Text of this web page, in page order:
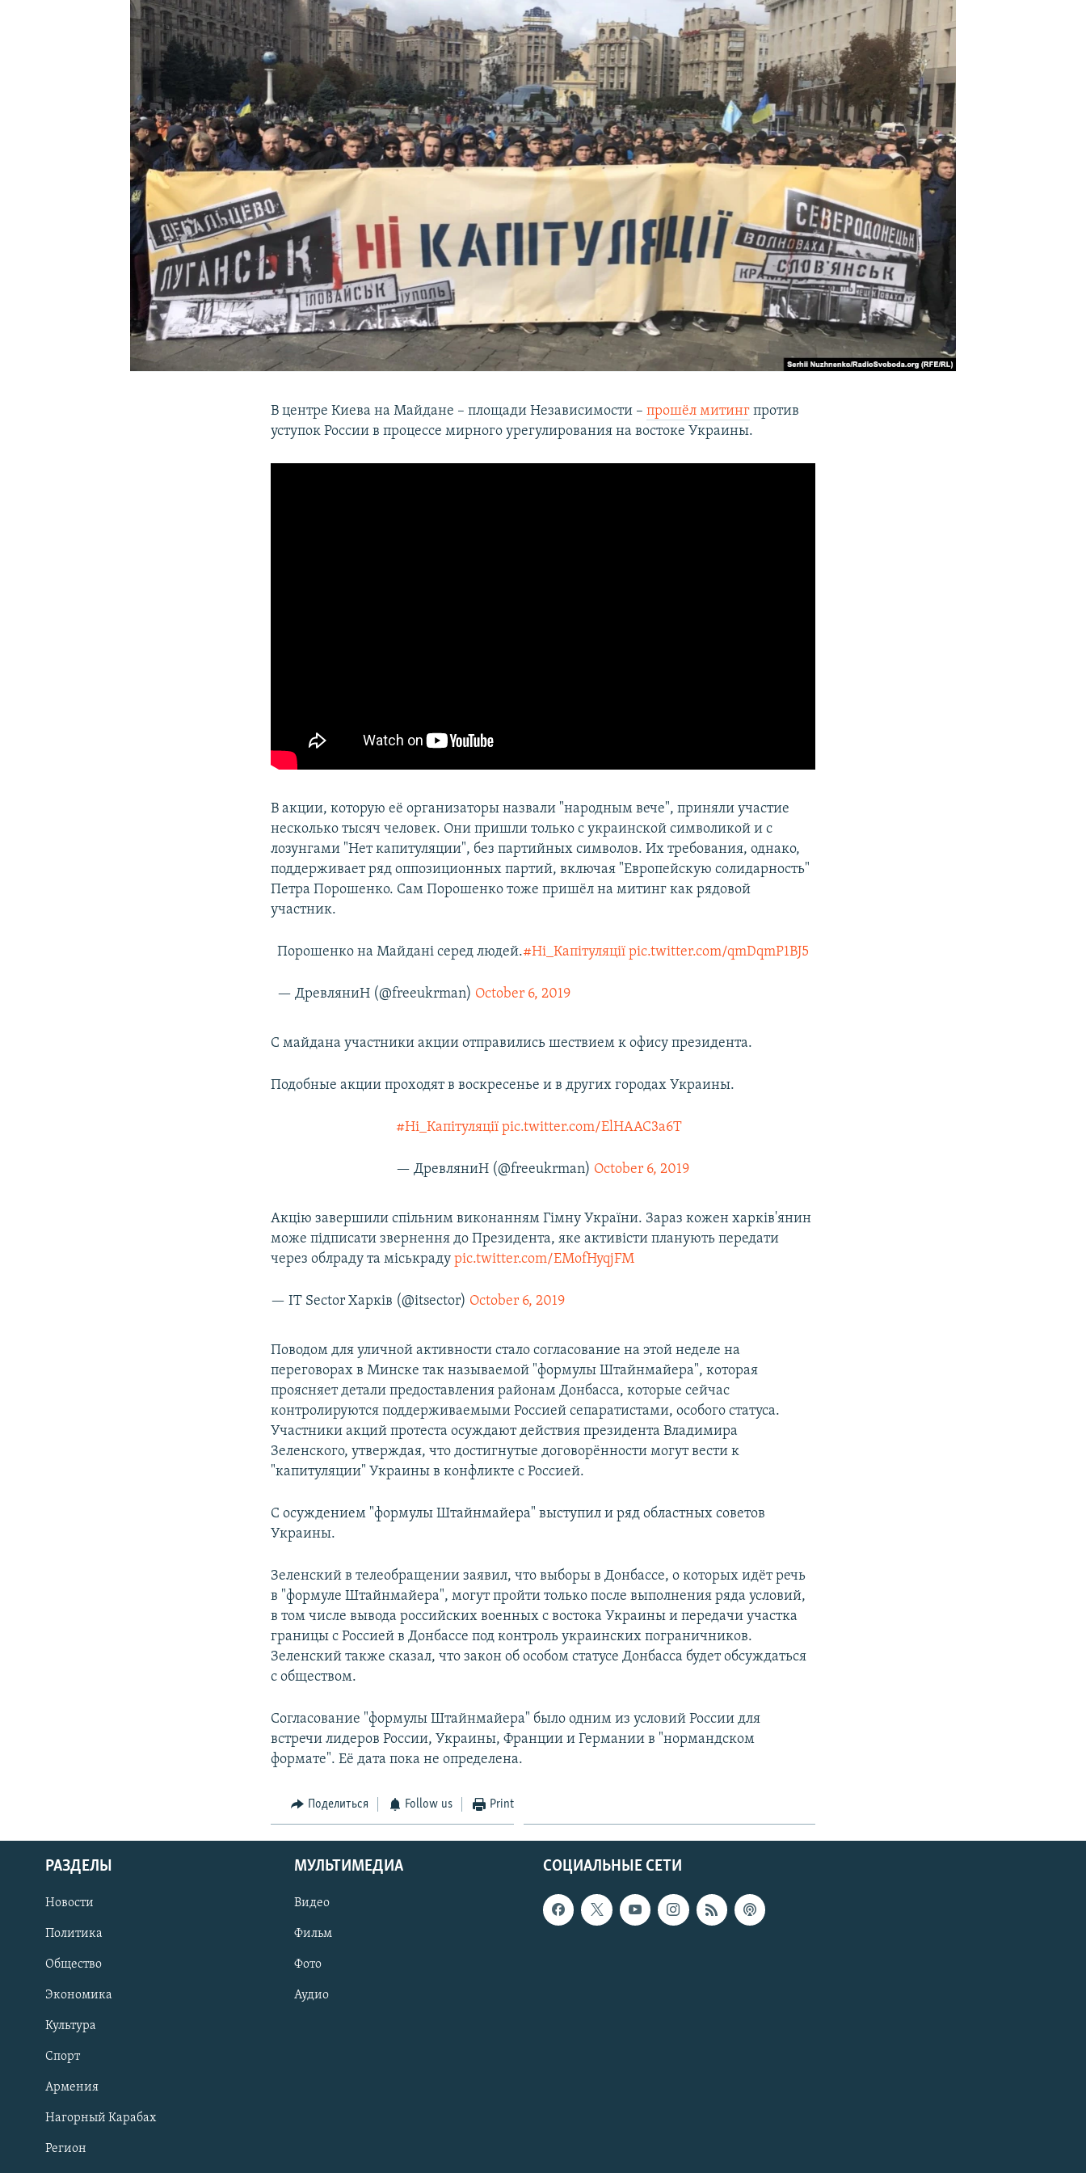
В центре Киева на Майдане – площади Независимости –прошёл митинг против
уступок России в процессе мирного урегулирования на востоке Украины.
В акции, которую её организаторы назвали "народным вече", приняли участие
несколько тысяч человек. Они пришли только с украинской символикой и с
лозунгами "Нет капитуляции", без партийных символов. Их требования, однако,
поддерживает ряд оппозиционных партий, включая "Европейскую солидарность"
Петра Порошенко. Сам Порошенко тоже пришёл на митинг как рядовой
участник.
Порошенко на Майдані серед людей.#Ні_Капітуляції pic.twitter.com/qmDqmP1BJ5
— ДревляниН (@freeukrman) October 6, 2019
С майдана участники акции отправились шествием к офису президента.
Подобные акции проходят в воскресенье и в других городах Украины.
#Ні_Капітуляції pic.twitter.com/ElHAAC3a6T
— ДревляниН (@freeukrman) October 6, 2019
Акцію завершили спільним виконанням Гімну України. Зараз кожен харків'янин
може підписати звернення до Президента, яке активісти планують передати
через облраду та міськрадуpic.twitter.com/EMofHyqjFM
— IT Sector Харків (@itsector) October 6, 2019
Поводом для уличной активности стало согласование на этой неделе на
переговорах в Минске так называемой "формулы Штайнмайера", которая
проясняет детали предоставления районам Донбасса, которые сейчас
контролируются поддерживаемыми Россией сепаратистами, особого статуса.
Участники акций протеста осуждают действия президента Владимира
Зеленского, утверждая, что достигнутые договорённости могут вести к
"капитуляции" Украины в конфликте с Россией.
С осуждением "формулы Штайнмайера" выступил и ряд областных советов
Украины.
Зеленский в телеобращении заявил, что выборы в Донбассе, о которых идёт речь
в "формуле Штайнмайера", могут пройти только после выполнения ряда условий,
в том числе вывода российских военных с востока Украины и передачи участка
границы с Россией в Донбассе под контроль украинских пограничников.
Зеленский также сказал, что закон об особом статусе Донбасса будет обсуждаться
с обществом.
Согласование "формулы Штайнмайера" было одним из условий России для
встречи лидеров России, Украины, Франции и Германии в "нормандском
формате". Её дата пока не определена.
Поделиться Follow us Print
СОЦИАЛЬНЫЕ СЕТИ
РАЗДЕЛЫ
Новости
Политика
Общество
Экономика
Культура
Спорт
Армения
Нагорный Карабах
Регион
МУЛЬТИМЕДИА
Видео
Фильм
Фото
Аудио